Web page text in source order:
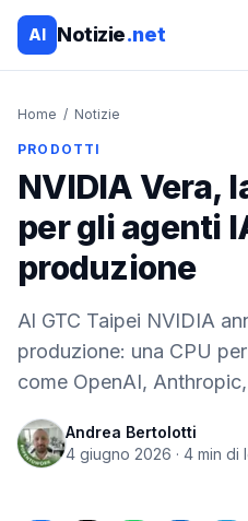
AI Notizie.net
Home / Notizie
PRODOTTI
NVIDIA Vera,
per gli agenti
produzione
Al GTC Taipei NVIDIA
produzione: una CPU
come OpenAI,
Andrea Bertolotti
4 giugno 2026 · 4 min di